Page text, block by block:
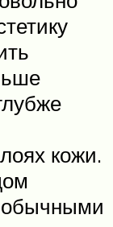
кожи.
обычными